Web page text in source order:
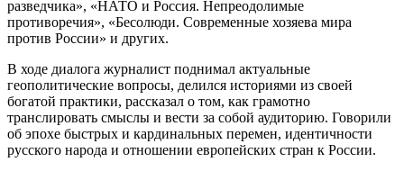
разведчика», «НАТО и Россия. Непреодолимые
противоречия», «Бесолюди. Современные хозяева мира
против России» и других.
В ходе диалога журналист поднимал актуальные
геополитические вопросы, делился историями из своей
богатой практики, рассказал о том, как грамотно
транслировать смыслы и вести за собой аудиторию. Говорили
об эпохе быстрых и кардинальных перемен, идентичности
русского народа и отношении европейских стран к России.